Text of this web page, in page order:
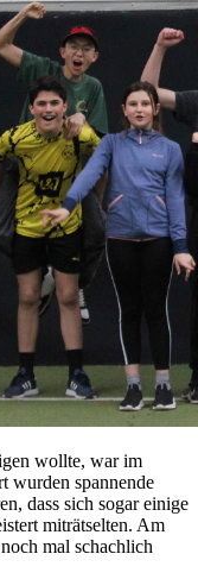
wollte, war im
wurden spannende
dass sich sogar einige
miträtselten. Am
mal schachlich